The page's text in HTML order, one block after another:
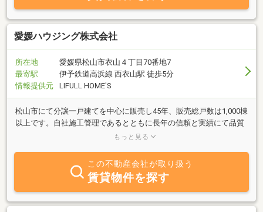
愛媛ハウジング株式会社
所在地
愛媛県松山市衣山４丁目70番地7
最寄駅
伊予鉄道高浜線 西衣山駅 徒歩5分
情報提供元
LIFULL HOME'S
松山市にて分譲一戸建てを中心に販売し45年、販売総戸数は1,000棟
以上です。自社施工管理であるとともに長年の信頼と実績にて品質
を保ちながらコストダウンを実現しました。きっと満足して頂ける
もっと見る
この不動産会社が取り扱う
賃貸物件を探す